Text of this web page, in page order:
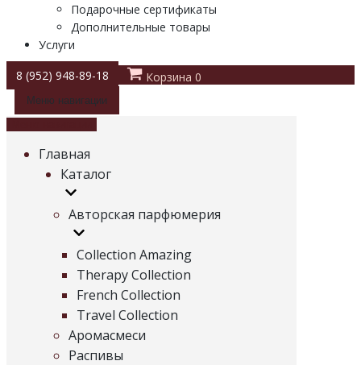
Подарочные сертификаты
Дополнительные товары
Услуги
8 (952) 948-89-18 Корзина 0
Меню навигации
Главная
Каталог
Авторская парфюмерия
Collection Amazing
Therapy Collection
French Collection
Travel Collection
Аромасмеси
Распивы